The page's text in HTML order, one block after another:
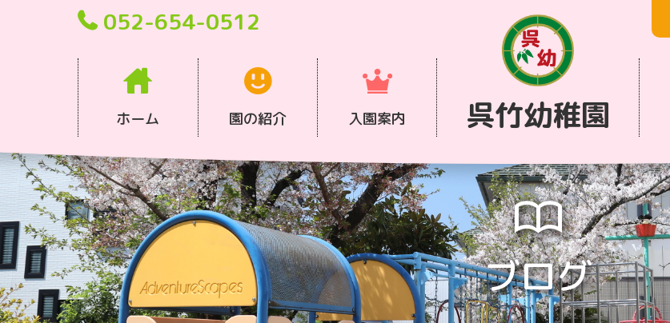
052-654-0512
呉竹幼稚園
ホーム 園の紹介 入園案内
ブログ